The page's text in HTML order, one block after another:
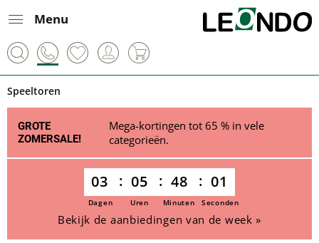
Menu
Speeltoren
GROTE
ZOMERSALE!
Mega-kortingen tot 65 % in vele
categorieën.
03 05 48 01
Dagen Uren Minuten Seconden
Bekijk de aanbiedingen van de week »